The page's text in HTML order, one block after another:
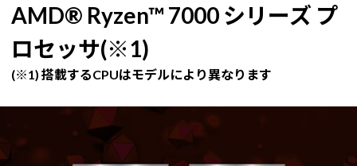
AMD® Ryzen™ 7000 シリーズ プ
ロセッサ(※1)
(※1) 搭載するCPUはモデルにより異なります